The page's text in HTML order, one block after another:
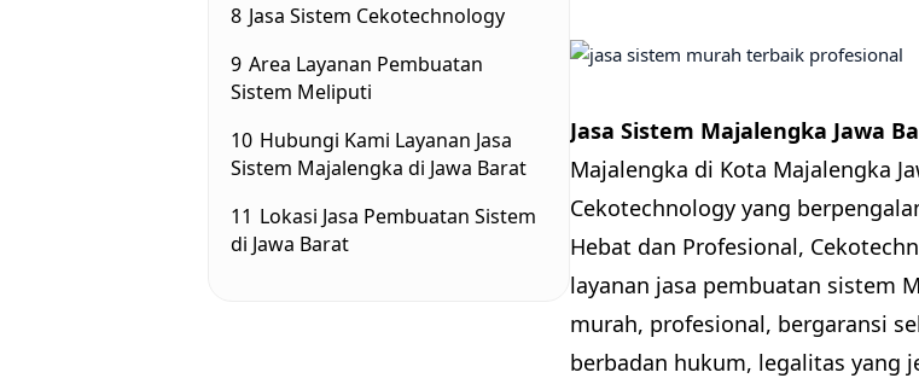
8 Jasa Sistem Cekotechnology
9 Area Layanan Pembuatan
Sistem Meliputi
10 Hubungi Kami Layanan Jasa
Sistem Majalengka di Jawa Barat
11 Lokasi Jasa Pembuatan Sistem
di Jawa Barat
Jasa Sistem Majalengka Jawa
Majalengka di Kota Majalengka
Cekotechnology yang
Hebat dan Profesional,
layanan jasa pembuatan sistem
murah, profesional, bergaransi
berbadan hukum, legalitas yang